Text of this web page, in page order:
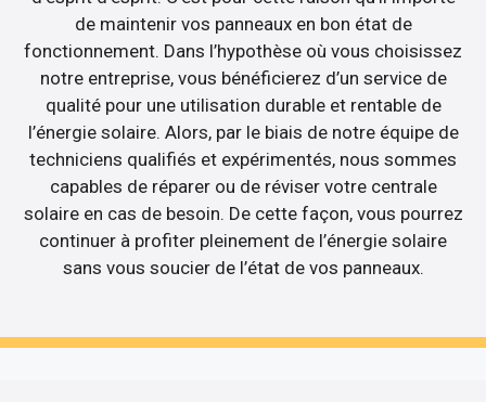
de maintenir vos panneaux en bon état de
fonctionnement. Dans l’hypothèse où vous choisissez
notre entreprise, vous bénéficierez d’un service de
qualité pour une utilisation durable et rentable de
l’énergie solaire. Alors, par le biais de notre équipe de
techniciens qualifiés et expérimentés, nous sommes
capables de réparer ou de réviser votre centrale
solaire en cas de besoin. De cette façon, vous pourrez
continuer à profiter pleinement de l’énergie solaire
sans vous soucier de l’état de vos panneaux.